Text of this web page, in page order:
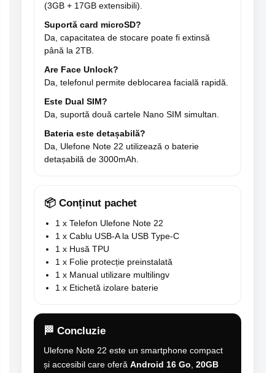
(3GB + 17GB extensibili).
Suportă card microSD?
Da, capacitatea de stocare poate fi extinsă
până la 2TB.
Are Face Unlock?
Da, telefonul permite deblocarea facială rapidă.
Este Dual SIM?
Da, suportă două cartele Nano SIM simultan.
Bateria este detașabilă?
Da, Ulefone Note 22 utilizează o baterie
detașabilă de 3000mAh.
📦 Conținut pachet
1 x Telefon Ulefone Note 22
1 x Cablu USB-A la USB Type-C
1 x Husă TPU
1 x Folie protecție preinstalată
1 x Manual utilizare multilingv
1 x Etichetă izolare baterie
🏁 Concluzie
Ulefone Note 22 este un smartphone compact
și accesibil care oferă Android 16 Go 20GB